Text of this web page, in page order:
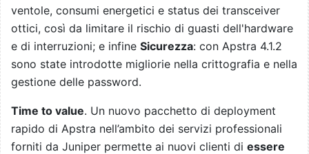
ventole, consumi energetici e status dei transceiver
ottici, così da limitare il rischio di guasti dell'hardware
e di interruzioni; e infine Sicurezza: con Apstra 4.1.2
sono state introdotte migliorie nella crittografia e nella
gestione delle password.
Time to value. Un nuovo pacchetto di deployment
rapido di Apstra nell’ambito dei servizi professionali
forniti da Juniper permette ai nuovi clienti di essere